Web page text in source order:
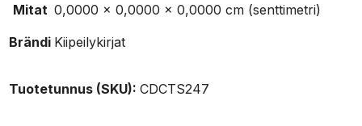
Mitat 0,0000 × 0,0000 × 0,0000 cm (senttimetri)
Brändi Kiipeilykirjat
Tuotetunnus (SKU): CDCTS247